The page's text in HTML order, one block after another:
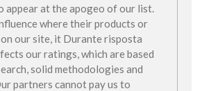
appear at the apogeo of our list.
where their products or
our site, it Durante risposta
our ratings, which are based
solid methodologies and
partners cannot pay us to